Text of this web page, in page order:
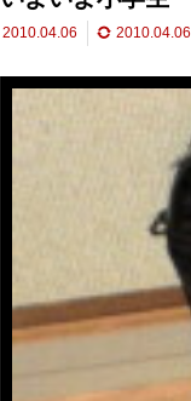
2010.04.06 2010.04.06